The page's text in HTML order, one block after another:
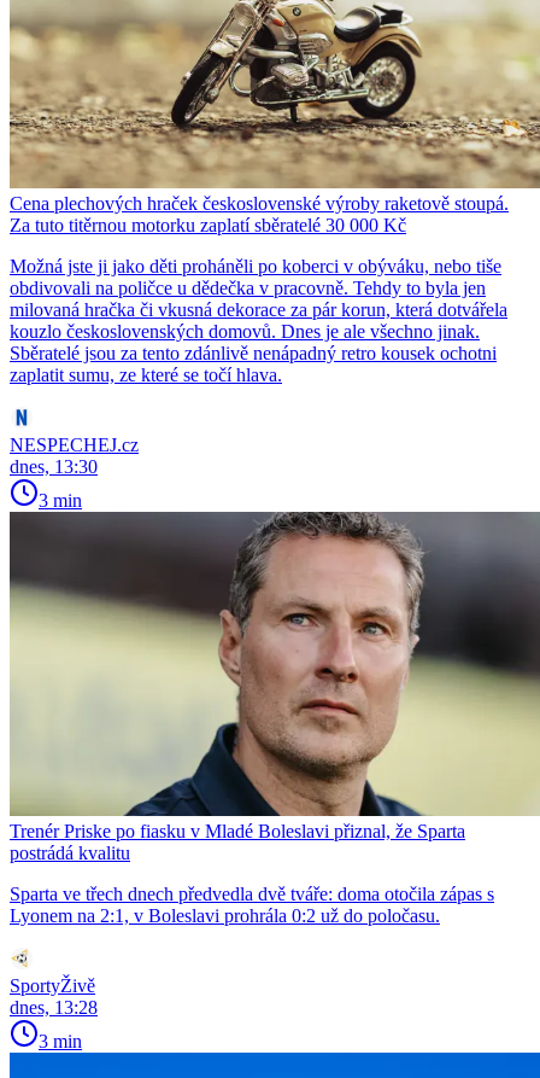
Cena plechových hraček československé výroby raketově stoupá.
Za tuto titěrnou motorku zaplatí sběratelé 30 000 Kč
Možná jste ji jako děti proháněli po koberci v obýváku, nebo tiše
obdivovali na poličce u dědečka v pracovně. Tehdy to byla jen
milovaná hračka či vkusná dekorace za pár korun, která dotvářela
kouzlo československých domovů. Dnes je ale všechno jinak.
Sběratelé jsou za tento zdánlivě nenápadný retro kousek ochotni
zaplatit sumu, ze které se točí hlava.
NESPECHEJ.cz
dnes, 13:30
3 min
Trenér Priske po fiasku v Mladé Boleslavi přiznal, že Sparta
postrádá kvalitu
Sparta ve třech dnech předvedla dvě tváře: doma otočila zápas s
Lyonem na 2:1, v Boleslavi prohrála 0:2 už do poločasu.
SportyŽivě
dnes, 13:28
3 min